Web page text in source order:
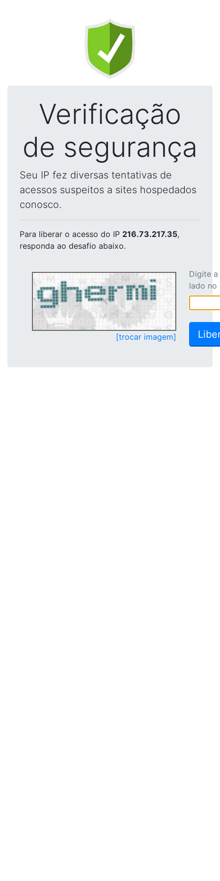
Verificação
de segurança
Seu IP fez diversas tentativas de
acessos suspeitos a sites hospedados
conosco.
Para liberar o acesso do IP 216.73.217.35,
responda ao desafio abaixo.
[trocar imagem]
Digite
lado no